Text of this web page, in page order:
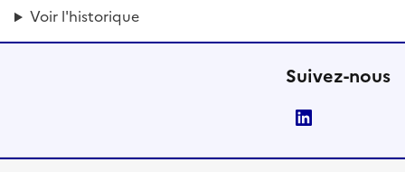
Voir l'historique
Suivez-nous